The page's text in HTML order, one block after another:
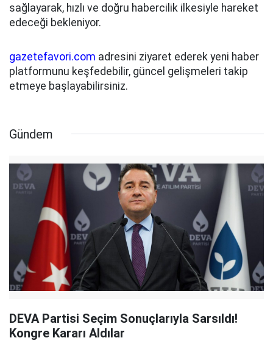
sağlayarak, hızlı ve doğru habercilik ilkesiyle hareket
edeceği bekleniyor.
gazetefavori.com adresini ziyaret ederek yeni haber
platformunu keşfedebilir, güncel gelişmeleri takip
etmeye başlayabilirsiniz.
Gündem
DEVA Partisi Seçim Sonuçlarıyla Sarsıldı!
Kongre Kararı Aldılar